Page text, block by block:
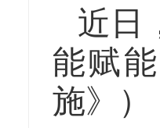
近日
能赋
施》